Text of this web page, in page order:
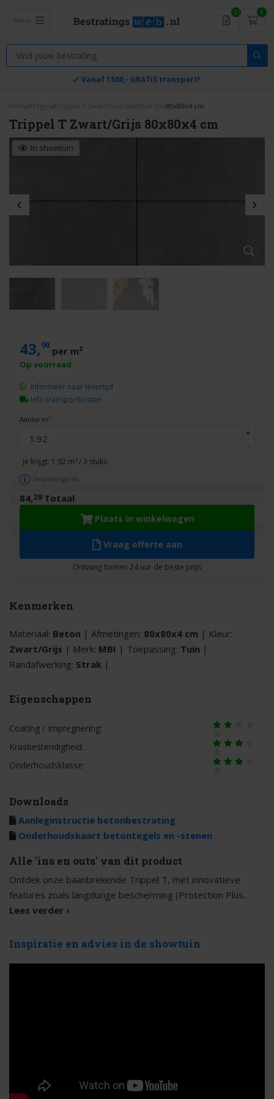
menu
0 0
Vanaf 1500,- GRATIS transport!
Home / Tegels / Trippel T Zwart/Grijs 80x80x4 cm /80x80x4 cm
Trippel T Zwart/Grijs 80x80x4 cm
In showtuin
Aantal m²
+
-
Je krijgt: 1,92 m² / 3 stuks
Verpakkingsinfo
43,90 per m²
84,29Totaal
Informeer naar levertijd
Info transportkosten
Plaats in winkelwagen
Vraag offerte aan
Kenmerken
Materiaal: Beton | Afmetingen: 80x80x4 cm | Kleur:
Zwart/Grijs | Merk: MBI | Toepassing: Tuin |
Randafwerking: Strak |
Eigenschappen
Coating / Impregnering:
Krasbestendigheid:
Onderhoudsklasse:
Downloads
Aanleginstructie betonbestrating
Onderhoudskaart betontegels en -stenen
Alle 'ins en outs' van dit product
Ontdek onze baanbrekende Trippel T, met innovatieve
features zoals langdurige bescherming (Protection Plus
factor 25) en een microfacet voor een strak terras. Kies uit
Inuancia. Upgrade je terras met Trippel T, ook beschikbaar
Lees verder ›
Inspiratie en advies in de showtuin